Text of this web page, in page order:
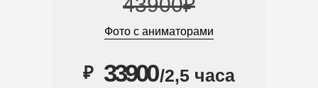
43900₽
Фото с аниматорами
₽ 33900/2,5 часа